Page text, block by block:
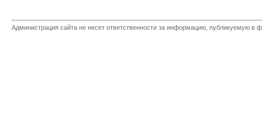
Администрация сайта не несет ответственности за информацию, публикуемую